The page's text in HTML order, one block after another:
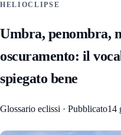
HELIOCLIPSE
Umbra, penombra,
oscuramento: il
spiegato bene
Glossario eclissi · Pubblicato14